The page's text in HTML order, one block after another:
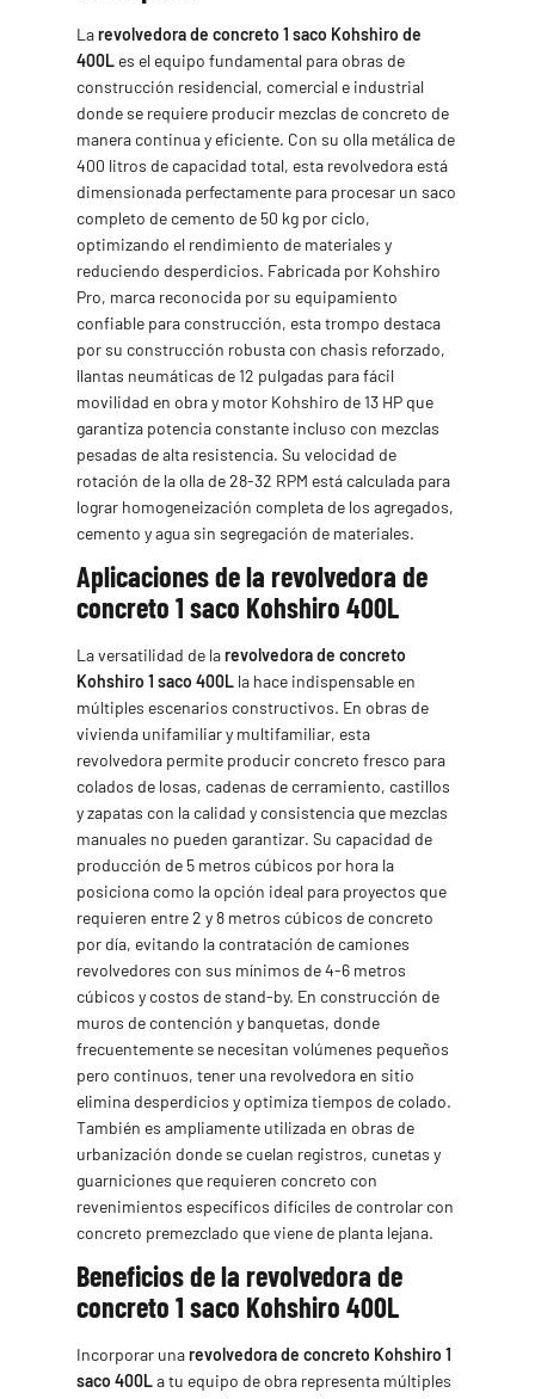
Larevolvedora de concreto 1 saco Kohshiro de
400L es el equipo fundamental para obras de
construcción residencial, comercial e industrial
donde se requiere producir mezclas de concreto de
manera continua y eficiente. Con su olla metálica de
400 litros de capacidad total, esta revolvedora está
dimensionada perfectamente para procesar un saco
completo de cemento de 50 kg por ciclo,
optimizando el rendimiento de materiales y
reduciendo desperdicios. Fabricada por Kohshiro
Pro, marca reconocida por su equipamiento
confiable para construcción, esta trompo destaca
por su construcción robusta con chasis reforzado,
llantas neumáticas de 12 pulgadas para fácil
movilidad en obra y motor Kohshiro de 13 HP que
garantiza potencia constante incluso con mezclas
pesadas de alta resistencia. Su velocidad de
rotación de la olla de 28-32 RPM está calculada para
lograr homogeneización completa de los agregados,
cemento y agua sin segregación de materiales.
Aplicaciones de la revolvedora de
concreto 1 saco Kohshiro 400L
La versatilidad de larevolvedora de concreto
Kohshiro 1 saco 400L la hace indispensable en
múltiples escenarios constructivos. En obras de
vivienda unifamiliar y multifamiliar, esta
revolvedora permite producir concreto fresco para
colados de losas, cadenas de cerramiento, castillos
y zapatas con la calidad y consistencia que mezclas
manuales no pueden garantizar. Su capacidad de
producción de 5 metros cúbicos por hora la
posiciona como la opción ideal para proyectos que
requieren entre 2 y 8 metros cúbicos de concreto
por día, evitando la contratación de camiones
revolvedores con sus mínimos de 4-6 metros
cúbicos y costos de stand-by. En construcción de
muros de contención y banquetas, donde
frecuentemente se necesitan volúmenes pequeños
pero continuos, tener una revolvedora en sitio
elimina desperdicios y optimiza tiempos de colado.
También es ampliamente utilizada en obras de
urbanización donde se cuelan registros, cunetas y
guarniciones que requieren concreto con
revenimientos específicos difíciles de controlar con
concreto premezclado que viene de planta lejana.
Beneficios de la revolvedora de
concreto 1 saco Kohshiro 400L
Incorporar unarevolvedora de concreto Kohshiro 1
saco 400La tu equipo de obra representa múltiples